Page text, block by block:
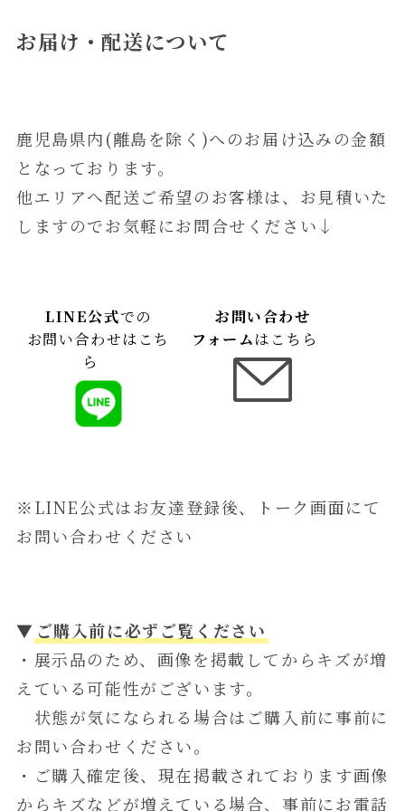
お届け・配送について
鹿児島県内(離島を除く)へのお届け込みの金額
となっております。
他エリアへ配送ご希望のお客様は、お見積いた
しますのでお気軽にお問合せください↓
LINE公式での
お問い合わせはこち
ら
お問い合わせ
フォームはこちら
※LINE公式はお友達登録後、トーク画面にて
お問い合わせください
▼ ご購入前に必ずご覧ください
・展示品のため、画像を掲載してからキズが増
えている可能性がございます。
状態が気になられる場合はご購入前に事前に
お問い合わせください。
・ご購入確定後、現在掲載されております画像
からキズなどが増えている場合、事前にお電話